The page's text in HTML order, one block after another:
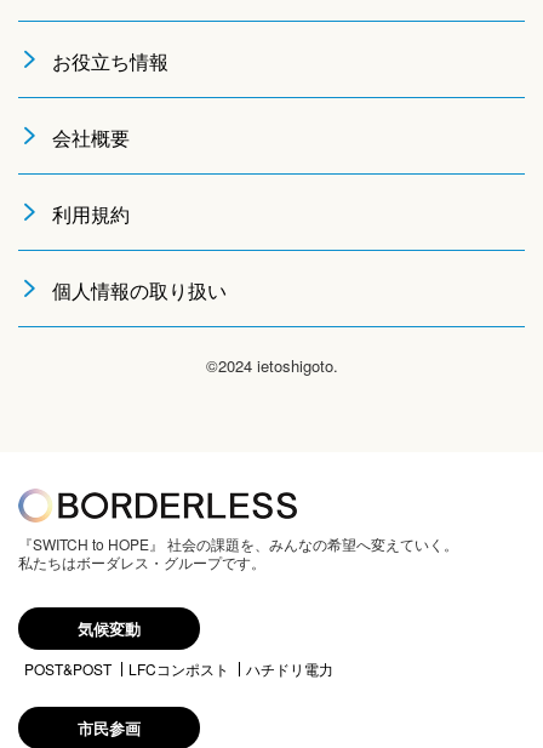
お役立ち情報
会社概要
利用規約
個人情報の取り扱い
©2024 ietoshigoto.
『SWITCH to HOPE』 社会の課題を、みんなの希望へ変えていく。
私たちはボーダレス・グループです。
気候変動
POST&POST LFCコンポスト ハチドリ電力
市民参画